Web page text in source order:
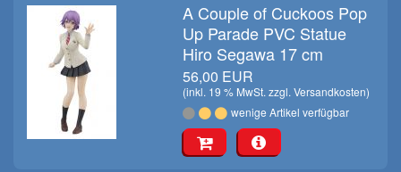
A Couple of Cuckoos Pop
Up Parade PVC Statue
Hiro Segawa 17 cm
56,00 EUR
(inkl. 19 % MwSt. zzgl.Versandkosten)
wenige Artikel verfügbar